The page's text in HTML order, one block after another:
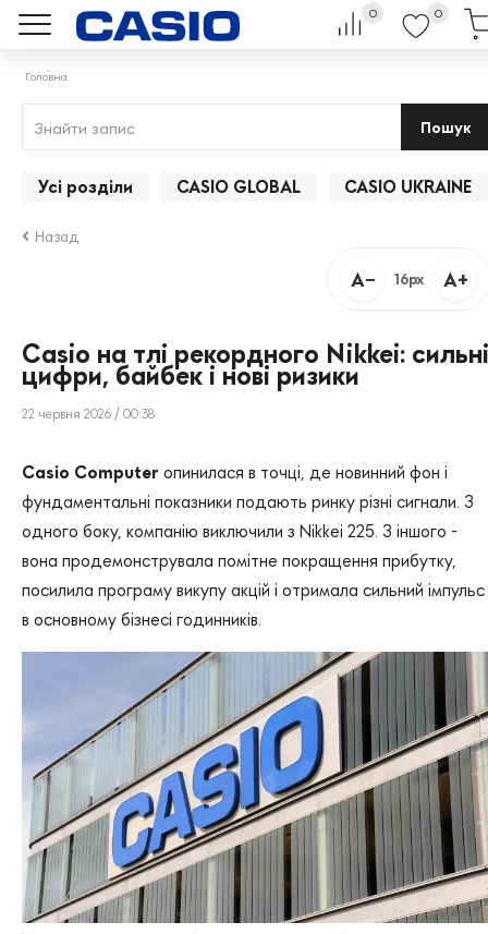
0 0
Головна
Пошук
Усі розділи CASIO GLOBAL CASIO UKRAINE
Назад
A− 16px A+
Casio на тлі рекордного Nikkei: сильні
цифри, байбек і нові ризики
22 червня 2026 / 00:38
Casio Computer опинилася в точці, де новинний фон і
фундаментальні показники подають ринку різні сигнали. З
одного боку, компанію виключили з Nikkei 225. З іншого -
вона продемонструвала помітне покращення прибутку,
посилила програму викупу акцій і отримала сильний імпульс
в основному бізнесі годинників.